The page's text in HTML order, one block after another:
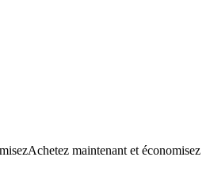
Achetez maintenant et économisez